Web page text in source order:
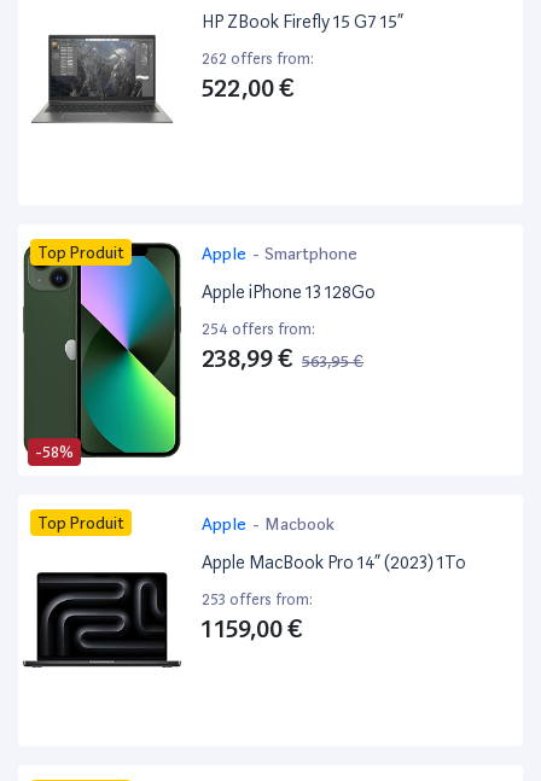
HP ZBook Firefly 15 G7 15”
262 offers from:
522,00 €
-58%
Top Produit Apple - Smartphone
Apple iPhone 13 128Go
254 offers from:
238,99 € 563,95 €
Top Produit Apple - Macbook
Apple MacBook Pro 14” (2023) 1To
253 offers from:
1 159,00 €